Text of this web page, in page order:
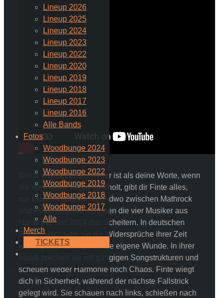
Lineup 2026
Lineup 2025
Lineup 2024
Lineup 2023
Lineup 2022
Lineup 2020
Lineup 2019
Lineup 2018
Lineup 2017
Lineup 2016
Alle Bands
Fotos
Woodbunge 2024
Woodbunge 2023
Woodbunge 2022
Woodbunge 2019
Woodbunge 2018
Woodbunge 2017
Alle
Merch
TICKETS
Wenn das Leben schneller ist als deine Worte, wenn
die Welt deine Ideen überholt, gibt dir Finte alles,
nur keine Antworten. Irgendwo zwischen Mathrock
und Post-Hardcore vertonen die vier Musiker aus
Hannover seit 2014 das Scheitern. In deutschen
Texten skizzieren sie die Widersprüche ihrer Zeit
und legen den Finger in die eigene Wunde. In ihrer
Musik brechen sie mit gängigen Songstrukturen und
scheuen weder Harmonie noch Chaos. Finte wiegt
dich in Sicherheit, während der nächste Fallstrick
gelegt wird. Sie schauen nach links, schießen nach